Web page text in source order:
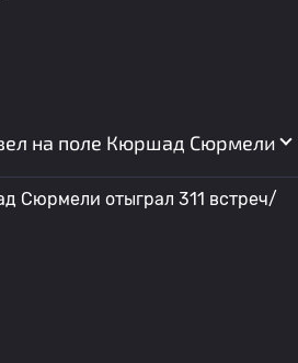
на поле Кюршад Сюрмели
Сюрмели отыграл 311 встреч/